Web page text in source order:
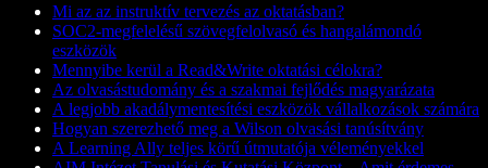
Mi az az instruktív tervezés az oktatásban?
SOC2-megfelelésű szövegfelolvasó és hangalámondó
eszközök
Mennyibe kerül a Read&Write oktatási célokra?
Az olvasástudomány és a szakmai fejlődés magyarázata
A legjobb akadálymentesítési eszközök vállalkozások számára
Hogyan szerezhető meg a Wilson olvasási tanúsítvány
A Learning Ally teljes körű útmutatója véleményekkel